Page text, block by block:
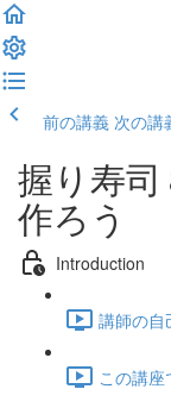
前の講義 次の講
握り寿
作ろう
Introduction
講師の自
この講